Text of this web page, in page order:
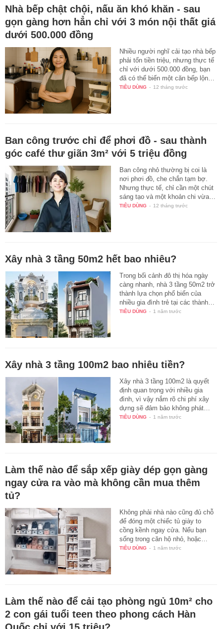
Nhà bếp chật chội, nấu ăn khó khăn - sau
gọn gàng hơn hẳn chỉ với 3 món nội thất giá
dưới 500.000 đồng
Nhiều người nghĩ cải tạo nhà bếp
phải tốn tiền triệu, nhưng thực tế
chỉ với dưới 500.000 đồng, bạn
đã có thể biến một căn bếp lộn…
TIÊU DÙNG - 12 tháng trước
Ban công trước chỉ để phơi đồ - sau thành
góc café thư giãn 3m² với 5 triệu đồng
Ban công nhỏ thường bị coi là
nơi phơi đồ, che chắn tạm bợ.
Nhưng thực tế, chỉ cần một chút
sáng tạo và một khoản chi vừa…
TIÊU DÙNG - 12 tháng trước
Xây nhà 3 tầng 50m2 hết bao nhiêu?
Trong bối cảnh đô thị hóa ngày
càng nhanh, nhà 3 tầng 50m2 trở
thành lựa chọn phổ biến của
nhiều gia đình trẻ tại các thành…
TIÊU DÙNG - 1 năm trước
Xây nhà 3 tầng 100m2 bao nhiêu tiền?
Xây nhà 3 tầng 100m2 là quyết
định quan trọng với nhiều gia
đình, vì vậy nắm rõ chi phí xây
dựng sẽ đảm bảo không phát…
TIÊU DÙNG - 1 năm trước
Làm thế nào để sắp xếp giày dép gọn gàng
ngay cửa ra vào mà không cần mua thêm
tủ?
Không phải nhà nào cũng đủ chỗ
để đóng một chiếc tủ giày to
cồng kềnh ngay cửa. Nếu bạn
sống trong căn hộ nhỏ, hoặc…
TIÊU DÙNG - 1 năm trước
Làm thế nào để cải tạo phòng ngủ 10m² cho
2 con gái tuổi teen theo phong cách Hàn